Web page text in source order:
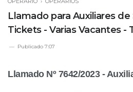
Llamado para Auxiliares de
Tickets - Varias Vacantes -
Publicado 7:07
Llamado Nº 7642/2023 -